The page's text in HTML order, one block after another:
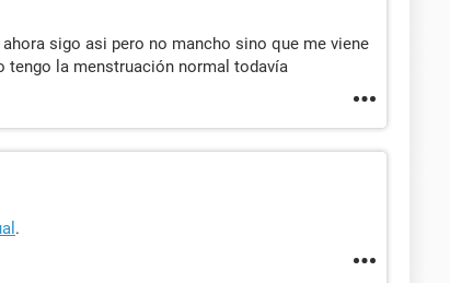
sigo asi pero no mancho sino que me viene
tengo la menstruación normal todavía
.